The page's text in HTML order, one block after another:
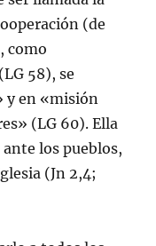
(de
como
58), se
y en «misión
(LG 60). Ella
ante los pueblos,
(Jn 2,4;